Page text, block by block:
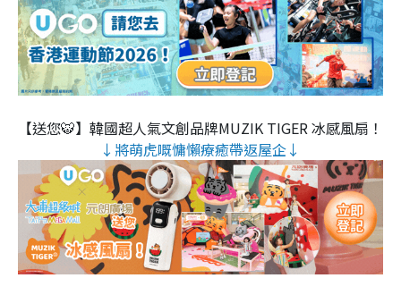
【送您🐯】韓國超人氣文創品牌MUZIK TIGER 冰感風扇！
↓將萌虎嘅慵懶療癒帶返屋企↓